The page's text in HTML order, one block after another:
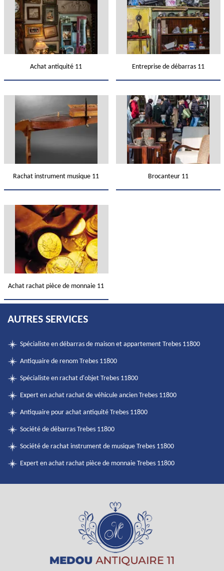
Achat antiquité 11 Entreprise de débarras 11
Rachat instrument musique 11 Brocanteur 11
Achat rachat pièce de monnaie 11
AUTRES SERVICES
Spécialiste en débarras de maison et appartement Trebes 11800
Antiquaire de renom Trebes 11800
Spécialiste en rachat d'objet Trebes 11800
Expert en achat rachat de véhicule ancien Trebes 11800
Antiquaire pour achat antiquité Trebes 11800
Société de débarras Trebes 11800
Société de rachat instrument de musique Trebes 11800
Expert en achat rachat pièce de monnaie Trebes 11800